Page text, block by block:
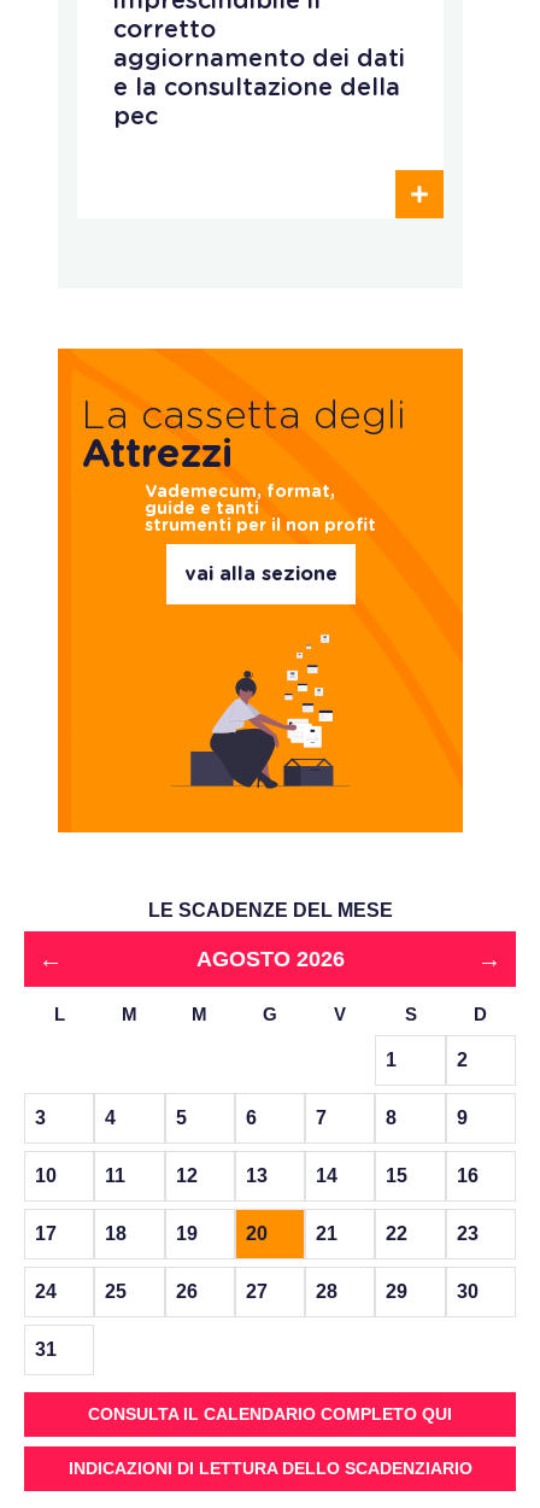
corretto
aggiornamento dei dati
e la consultazione della
pec
La cassetta degli
Attrezzi
Vademecum, format,
guide e tanti
strumenti per il non profit
vai alla sezione
LE SCADENZE DEL MESE
← AGOSTO 2026 →
L M M G V S D
1 2
3 4 5 6 7 8 9
10 11 12 13 14 15 16
17 18 19 20 21 22 23
24 25 26 27 28 29 30
31
CONSULTA IL CALENDARIO COMPLETO QUI
INDICAZIONI DI LETTURA DELLO SCADENZIARIO